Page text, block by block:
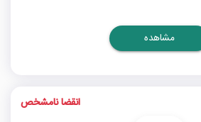
مشاهده
انقضا نامشخص